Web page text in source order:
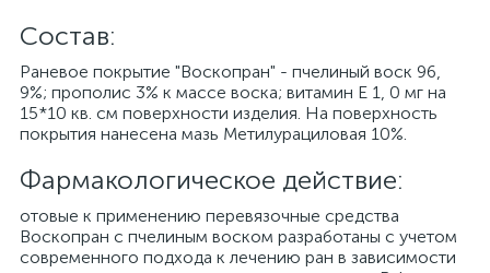
Cостав:
Раневое покрытие "Воскопран" - пчелиный воск 96,
9%; прополис 3% к массе воска; витамин Е 1, 0 мг на
15*10 кв. см поверхности изделия. На поверхность
покрытия нанесена мазь Метилурациловая 10%.
Фармакологическое действие:
отовые к применению перевязочные средства
Воскопран с пчелиным воском разработаны с учетом
современного подхода к лечению ран в зависимости